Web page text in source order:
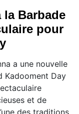
Barbade
pour
a une nouvelle
Kadooment Day
et de